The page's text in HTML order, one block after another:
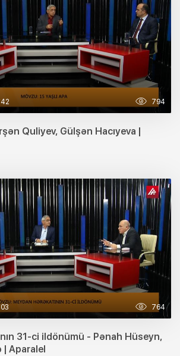
794
Quliyev, Gülşən Hacıyeva |
764
31-ci ildönümü - Pənah Hüseyn,
Aparalel